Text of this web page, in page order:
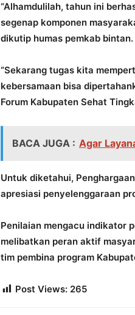
“Alhamdulilah, tahun ini
segenap komponen
dikutip humas pemkab bintan.
“Sekarang tugas kita
kebersamaan bisa
Forum Kabupaten Sehat
BACA JUGA : Agar
Untuk diketahui,
apresiasi penyelenggaraan
Penilaian mengacu indikator
melibatkan peran aktif
tim pembina program
Post Views: 265